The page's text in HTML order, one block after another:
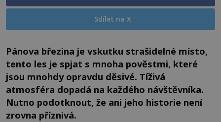
Sdílet na X
Pánova březina je vskutku strašidelné místo,
tento les je spjat s mnoha pověstmi, které
jsou mnohdy opravdu děsivé. Tíživá
atmosféra dopadá na každého návštěvníka.
Nutno podotknout, že ani jeho historie není
zrovna příznivá.